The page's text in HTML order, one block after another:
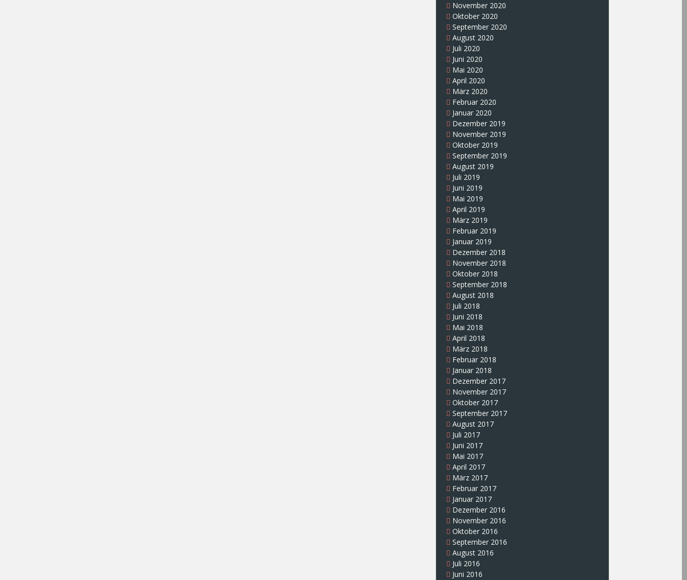
November 2020
Oktober 2020
September 2020
August 2020
Juli 2020
Juni 2020
Mai 2020
April 2020
März 2020
Februar 2020
Januar 2020
Dezember 2019
November 2019
Oktober 2019
September 2019
August 2019
Juli 2019
Juni 2019
Mai 2019
April 2019
März 2019
Februar 2019
Januar 2019
Dezember 2018
November 2018
Oktober 2018
September 2018
August 2018
Juli 2018
Juni 2018
Mai 2018
April 2018
März 2018
Februar 2018
Januar 2018
Dezember 2017
November 2017
Oktober 2017
September 2017
August 2017
Juli 2017
Juni 2017
Mai 2017
April 2017
März 2017
Februar 2017
Januar 2017
Dezember 2016
November 2016
Oktober 2016
September 2016
August 2016
Juli 2016
Juni 2016